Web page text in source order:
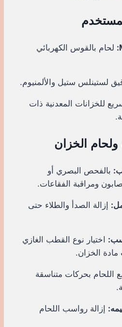
لحام بالقوس الكهربائي
لستينلس ستيل والألمنيوم.
للخزانات المعدنية ذات
بالفحص البصري أو
ومراقبة الفقاعات.
إزالة الصدأ والطلاء حتى
اختيار نوع القطب الغازي
الخزان.
اللحام بحركات متناسقة
إزالة رواسب اللحام